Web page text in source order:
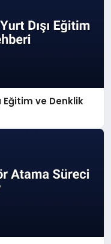
Eğitim ve Denklik